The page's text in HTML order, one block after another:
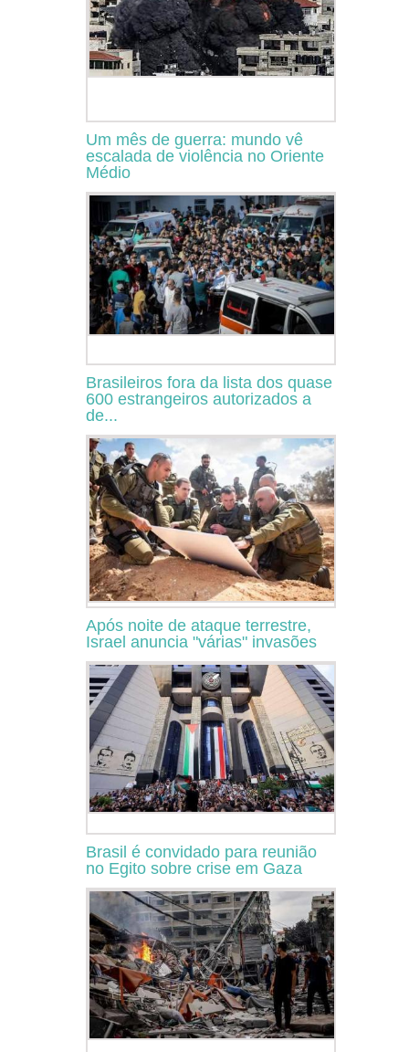
Um mês de guerra: mundo vê
escalada de violência no Oriente
Médio
Brasileiros fora da lista dos quase
600 estrangeiros autorizados a
de...
Após noite de ataque terrestre,
Israel anuncia "várias" invasões
Brasil é convidado para reunião
no Egito sobre crise em Gaza